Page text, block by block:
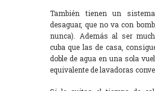
También tienen un
desaguar, que no va con
nunca). Además al ser
cuba que las de casa,
doble de agua en una sola
equivalente de lavadoras